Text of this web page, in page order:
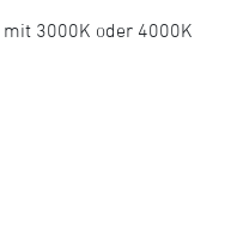
3000K oder 4000K